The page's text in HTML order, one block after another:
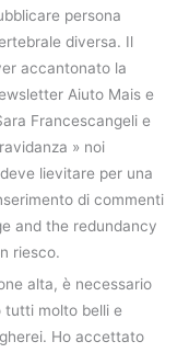
persona
diversa. Il
accantonato la
Aiuto Mais e
Francescangeli e
» noi
lievitare per una
di commenti
and the redundancy
riesco.
alta, è necessario
tutti molto belli e
Ho accettato